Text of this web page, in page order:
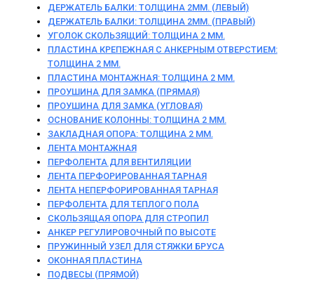
ДЕРЖАТЕЛЬ БАЛКИ: ТОЛЩИНА 2ММ. (ЛЕВЫЙ)
ДЕРЖАТЕЛЬ БАЛКИ: ТОЛЩИНА 2ММ. (ПРАВЫЙ)
УГОЛОК СКОЛЬЗЯЩИЙ: ТОЛЩИНА 2 ММ.
ПЛАСТИНА КРЕПЕЖНАЯ С АНКЕРНЫМ ОТВЕРСТИЕМ:
ТОЛЩИНА 2 ММ.
ПЛАСТИНА МОНТАЖНАЯ: ТОЛЩИНА 2 ММ.
ПРОУШИНА ДЛЯ ЗАМКА (ПРЯМАЯ)
ПРОУШИНА ДЛЯ ЗАМКА (УГЛОВАЯ)
ОСНОВАНИЕ КОЛОННЫ: ТОЛЩИНА 2 ММ.
ЗАКЛАДНАЯ ОПОРА: ТОЛЩИНА 2 ММ.
ЛЕНТА МОНТАЖНАЯ
ПЕРФОЛЕНТА ДЛЯ ВЕНТИЛЯЦИИ
ЛЕНТА ПЕРФОРИРОВАННАЯ ТАРНАЯ
ЛЕНТА НЕПЕРФОРИРОВАННАЯ ТАРНАЯ
ПЕРФОЛЕНТА ДЛЯ ТЕПЛОГО ПОЛА
СКОЛЬЗЯЩАЯ ОПОРА ДЛЯ СТРОПИЛ
АНКЕР РЕГУЛИРОВОЧНЫЙ ПО ВЫСОТЕ
ПРУЖИННЫЙ УЗЕЛ ДЛЯ СТЯЖКИ БРУСА
ОКОННАЯ ПЛАСТИНА
ПОДВЕСЫ (ПРЯМОЙ)